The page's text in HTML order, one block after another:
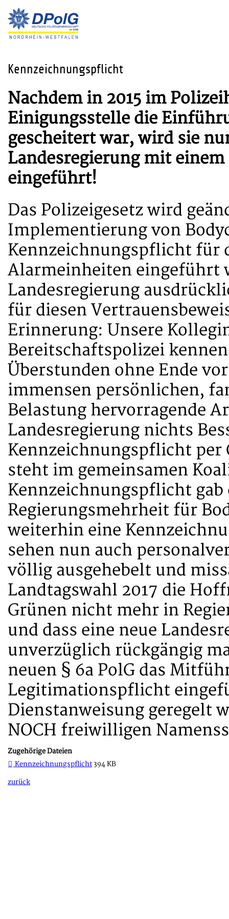
Kennzeichnungspflicht
Nachdem in 2015 im
Einigungsstelle die
gescheitert war, wird sie
Landesregierung mit
eingeführt!
Das Polizeigesetz wird
Implementierung von
Kennzeichnungspflicht für
Alarmeinheiten eingeführt
Landesregierung
für diesen
Erinnerung: Unsere
Bereitschaftspolizei
Überstunden ohne Ende
immensen persönlichen,
Belastung hervorragende
Landesregierung nichts
Kennzeichnungspflicht per
steht im gemeinsamen
Kennzeichnungspflicht gab
Regierungsmehrheit für
weiterhin eine
sehen nun auch
völlig ausgehebelt und
Landtagswahl 2017 die
Grünen nicht mehr in
und dass eine neue
unverzüglich rückgängig
neuen § 6a PolG das
Legitimationspflicht
Dienstanweisung geregelt
NOCH freiwilligen
Zugehörige Dateien
Kennzeichnungspflicht394 KB
zurück